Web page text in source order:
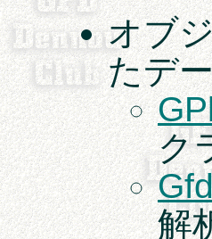
オブ
たデ
ク
解